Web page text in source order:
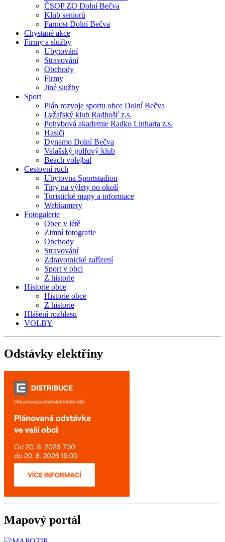
ČSOP ZO Dolní Bečva
Klub seniorů
Farnost Dolní Bečva
Chystané akce
Firmy a služby
Ubytování
Stravování
Obchody
Firmy
Jiné služby
Sport
Plán rozvoje sportu obce Dolní Bečva
Lyžařský klub Radhošť z.s.
Pohybová akademie Radko Linharta z.s.
Hasiči
Dynamo Dolní Bečva
Valašský golfový klub
Beach volejbal
Cestovní ruch
Ubytovna Sportstadion
Tipy na výlety po okolí
Turistické mapy a informace
Webkamery
Fotogalerie
Obec v létě
Zimní fotografie
Obchody
Stravování
Zdravotnické zařízení
Sport v obci
Z historie
Historie obce
Historie obce
Z historie
Hlášení rozhlasu
VOLBY
Odstávky elektřiny
Mapový portál